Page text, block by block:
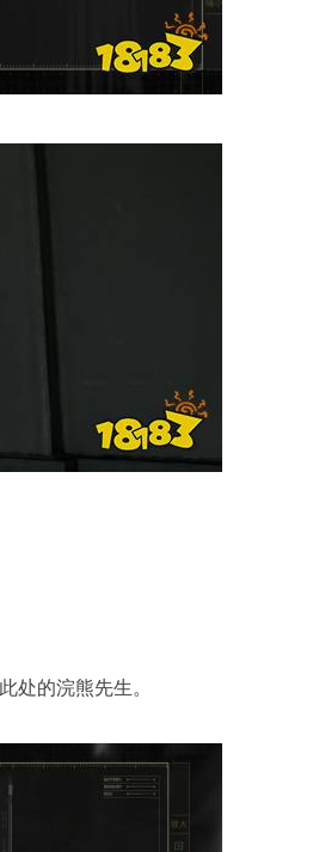
处的浣熊先生。